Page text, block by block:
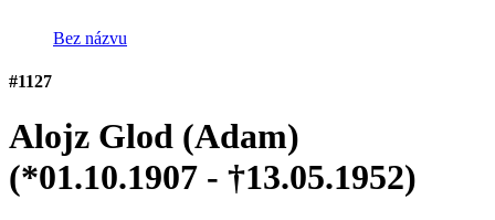
Bez názvu
#1127
Alojz Glod (Adam)
(*01.10.1907 - †13.05.1952)